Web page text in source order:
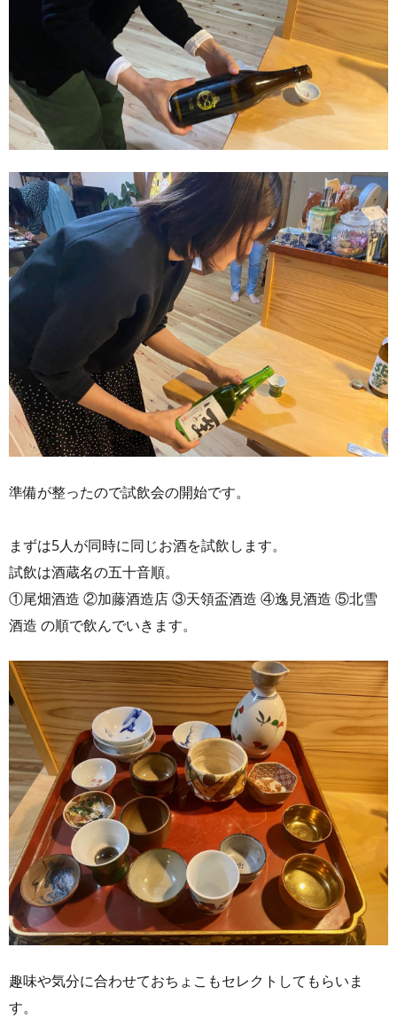
準備が整ったので試飲会の開始です。
まずは5人が同時に同じお酒を試飲します。
試飲は酒蔵名の五十音順。
①尾畑酒造 ②加藤酒造店 ③天領盃酒造 ④逸見酒造 ⑤北雪
酒造 の順で飲んでいきます。
趣味や気分に合わせておちょこもセレクトしてもらいま
す。